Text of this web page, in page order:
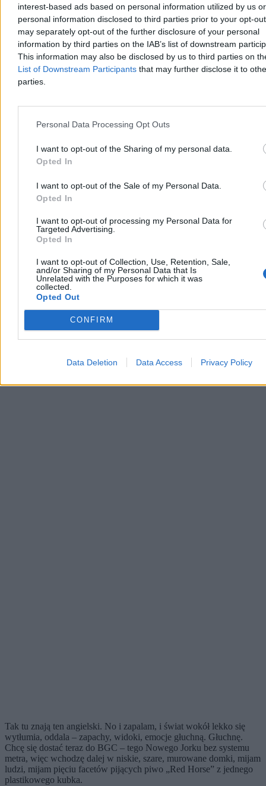
interest-based ads based on personal information utilized by us or
personal information disclosed to third parties prior to your opt-
may separately opt-out of the further disclosure of your personal
information by third parties on the IAB’s list of downstream
This information may also be disclosed by us to third parties on
List of Downstream Participants that may further disclose it to
parties.
Personal Data Processing Opt Outs
I want to opt-out of the Sharing of my personal data.
Opted In
I want to opt-out of the Sale of my Personal Data.
Opted In
I want to opt-out of processing my Personal Data for
Targeted Advertising.
Opted In
I want to opt-out of Collection, Use, Retention, Sale,
and/or Sharing of my Personal Data that Is
Unrelated with the Purposes for which it was
collected.
Opted Out
CONFIRM
Data Deletion Data Access Privacy Policy
Mijam ich, skręcam w kolejne prawo i wchodzę między domy.
Obiegają mnie dzieciaki, ich wyciągnięte dłonie trafiają na moje
monety.Dzieci ze slumsów uśmiechają się i mówią po angielsku
lepiej od polskich maturzystów.
Dzieci ze slumsów uśmiechają się i mówią po angielsku lepiej od polskich maturzystów. (fot.
Archiwum prywatne)
energii w każdym atomie i załomie, i zapachy znów uderzają.
Muszę zapalić od tej całej nowości, dostrzegam sklepik i czuję się z
tym prawie źle, ale „poproszę Marlboro”. „Ile?” Ile? No – paczkę.
Ekspedientka robi wielkie oczy. – „Ale to drogo”, próbuje mnie
opanować, ale ja już jestem zdeterminowany –170 peso – 13 zł.
„Oh, and a fire”, „fire” – śmieją się ze mnie z mężem, że nie
powiedziałem „lighter”.
Tak tu znają ten angielski. No i zapalam, i świat wokół lekko się
wytłumia, oddala – zapachy, widoki, emocje głuchną. Głuchnę.
Chcę się dostać teraz do BGC – tego Nowego Jorku bez systemu
metra, więc wchodzę dalej w niskie, szare, murowane domki, mijam
ludzi, mijam pięciu facetów pijących piwo „Red Horse” z jednego
plastikowego kubka.